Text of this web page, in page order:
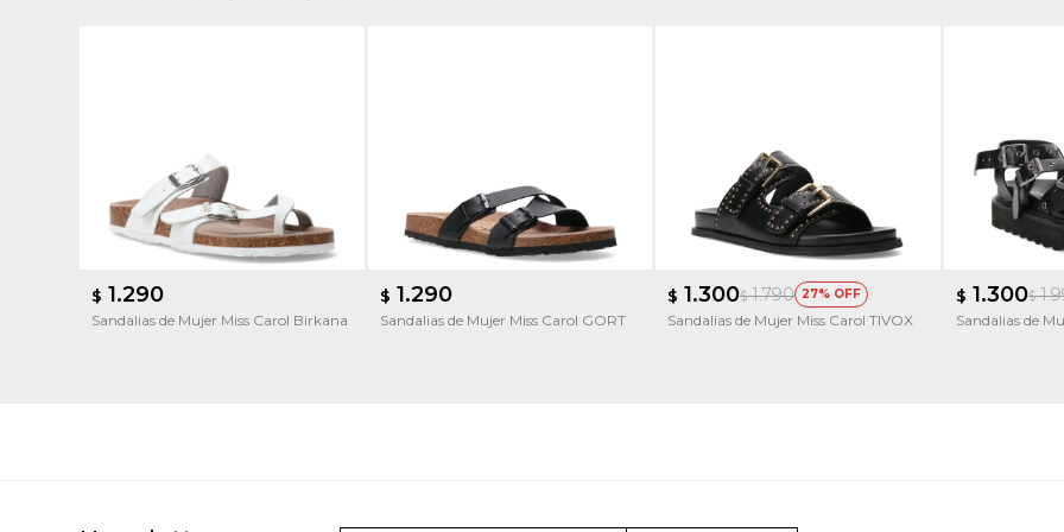
$ 1.290
Sandalias de Mujer Miss Carol Birkana
$ 1.290
Sandalias de Mujer Miss Carol GORT
$ 1.300$ 1.790 27
Sandalias de Mujer Miss Carol TIVOX
$ 1.300$
Sandalias de